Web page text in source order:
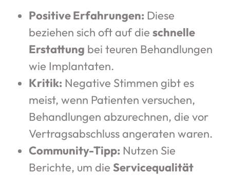
Positive Erfahrungen: Diese
beziehen sich oft auf die schnelle
Erstattung bei teuren Behandlungen
wie Implantaten.
Kritik: Negative Stimmen gibt es
meist, wenn Patienten versuchen,
Behandlungen abzurechnen, die vor
Vertragsabschluss angeraten waren.
Community-Tipp: Nutzen Sie
Berichte, um die Servicequalität